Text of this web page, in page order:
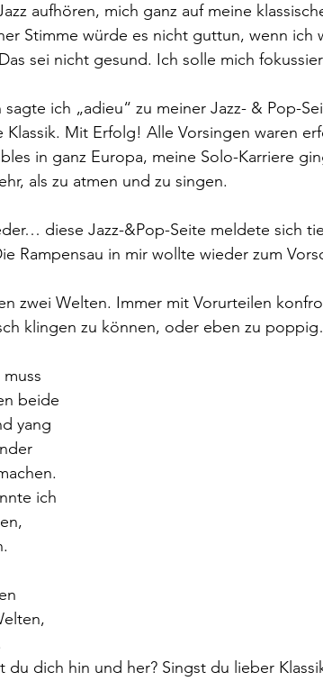
aufhören, mich ganz auf meine
Stimme würde es nicht guttun, wenn ich
sei nicht gesund. Ich solle mich
ich „adieu“ zu meiner Jazz- & Pop-
Mit Erfolg! Alle Vorsingen waren
in ganz Europa, meine Solo-Karriere
als zu atmen und zu singen.
diese Jazz-&Pop-Seite meldete sich
Rampensau in mir wollte wieder zum
zwei Welten. Immer mit Vorurteilen
klingen zu können, oder eben zu
beide
yang
ich
dich hin und her? Singst du lieber